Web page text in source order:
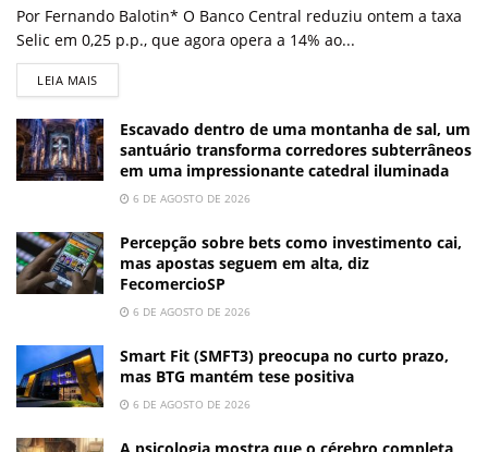
Por Fernando Balotin* O Banco Central reduziu ontem a taxa
Selic em 0,25 p.p., que agora opera a 14% ao...
LEIA MAIS
Escavado dentro de uma montanha de sal, um
santuário transforma corredores subterrâneos
em uma impressionante catedral iluminada
6 DE AGOSTO DE 2026
Percepção sobre bets como investimento cai,
mas apostas seguem em alta, diz
FecomercioSP
6 DE AGOSTO DE 2026
Smart Fit (SMFT3) preocupa no curto prazo,
mas BTG mantém tese positiva
6 DE AGOSTO DE 2026